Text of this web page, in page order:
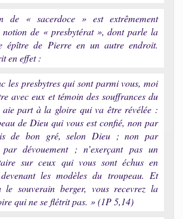
de « sacerdoce » est extrêmement
de « presbytérat », dont parle la
épître de Pierre en un autre endroit.
en effet :
les presbytres qui sont parmi vous, moi
avec eux et témoin des souffrances du
part à la gloire qui va être révélée :
de Dieu qui vous est confié, non par
de bon gré, selon Dieu ; non par
dévouement ; n’exerçant pas un
sur ceux qui vous sont échus en
les modèles du troupeau. Et
le souverain berger, vous recevrez la
qui ne se flétrit pas. » (1P 5,14)